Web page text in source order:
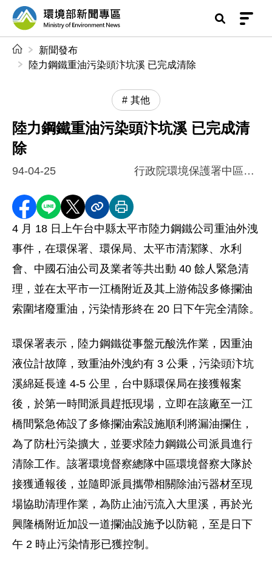
前往中央內容區塊
環境部新聞專區
新聞發布
陸力鋼鐵重油污染頭汴坑溪 已完成清除
其他
陸力鋼鐵重油污染頭汴坑溪 已完成清
除
94-04-25 行政院環境保護署中區督察大隊
分享至 Facebook
分享到 LINE
分享到 X分享內容連結
列印本頁
4 月 18 日上午台中縣太平市陸力鋼鐵公司重油外洩
事件，在環保署、環保局、太平市清潔隊、水利
會、中國石油公司及業者等共出動 40 餘人緊急清
理，並在太平市一江橋附近及其上游佈設多條攔油
索圍堵廢重油，污染情形終在 20 日下午完全清除。
環保署表示，陸力鋼鐵從事盤元酸洗作業，因重油
液位計故障，致重油外洩約有 3 公秉，污染頭汴坑
溪綿延長達 4-5 公里，台中縣環保局在接獲報案
後，於第一時間派員趕抵現場，立即在該廠至一江
橋間緊急佈設了多條攔油索設施順利將漏油攔住，
為了防杜污染擴大，並要求陸力鋼鐵公司派員進行
清除工作。該署環境督察總隊中區環境督察大隊於
接獲通報後，並隨即派員攜帶相關除油污器材至現
場協助清理作業，為防止油污流入大里溪，再於光
興隆橋附近加設一道攔油設施予以防範，至是日下
午 2 時止污染情形已獲控制。